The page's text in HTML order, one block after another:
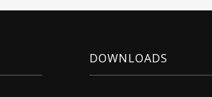
DOWNLOADS